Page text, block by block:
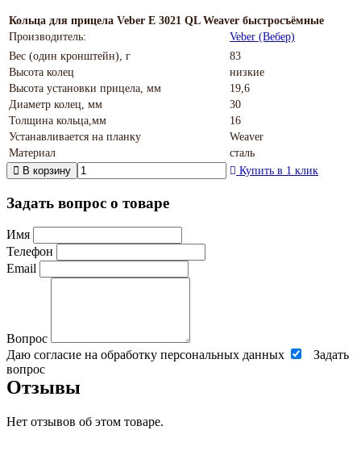
Кольца для прицела Veber E 3021 QL Weaver быстросъёмные
Производитель:
Veber (Вебер)
Вес (один кронштейн), г
83
Высота колец
низкие
Высота установки прицела, мм
19,6
Диаметр колец, мм
30
Толщина кольца,мм
16
Устанавливается на планку
Weaver
Материал
сталь
В корзину
Купить в 1 клик
Задать вопрос о товаре
Имя
Телефон
Email
Вопрос
Даю согласие на обработку персональных данных
Задать
вопрос
Отзывы
Нет отзывов об этом товаре.